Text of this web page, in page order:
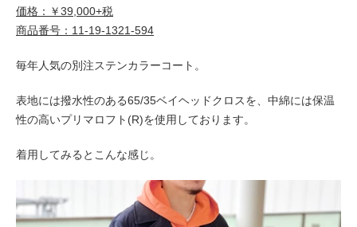
価格：￥39,000+税
商品番号：11-19-1321-594
毎年人気の別注ステンカラーコート。
表地には撥水性のある65/35ベイヘッドクロスを、中綿には保温
性の高いプリマロフト(R)を使用しております。
着用してみるとこんな感じ。